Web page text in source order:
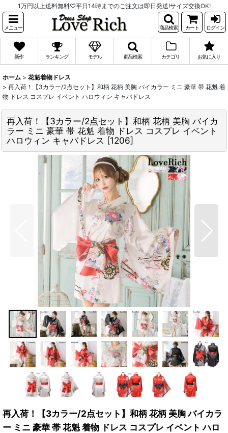
1万円以上送料無料♡平日14時までのご注文は即日発送!サイズ交換OK!
メニュー 商品検索 カート ログイン
新作 ランキング モデル 商品検索 カテゴリ お気に入り
ホーム > 花魁着物ドレス
> 再入荷！【3カラー/2点セット】和柄 花柄 美胸 バイカラー ミニ 豪華 帯 花魁 着
物 ドレス コスプレ イベント ハロウィン キャバドレス
再入荷！【3カラー/2点セット】和柄 花柄 美胸 バイカ
ラー ミニ 豪華 帯 花魁 着物 ドレス コスプレ イベント
ハロウィン キャバドレス [1206]
再入荷！【3カラー/2点セット】和柄 花柄 美胸 バイカラ
ー ミニ 豪華 帯 花魁 着物 ドレス コスプレ イベント ハロ